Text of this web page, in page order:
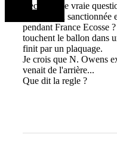
Ceci est une vraie
cette action
pendant France Ecosse
touchent le ballon dans
finit par un plaquage.
Je crois que N. Owens
venait de l'arrière...
Que dit la regle ?